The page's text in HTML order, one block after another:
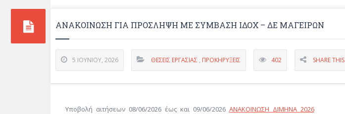
ΑΝΑΚΟΊΝΩΣΗ ΓΙΑ ΠΡΌΣΛΗΨΗ ΜΕ ΣΎΜΒΑΣΗ ΙΔΟΧ – ΔΕ ΜΑΓΕΊΡΩΝ
5 ΙΟΥΝΊΟΥ, 2026 ΘΈΣΕΙΣ ΕΡΓΑΣΊΑΣ , ΠΡΟΚΗΡΎΞΕΙΣ 402 SHARE THIS
Υποβολή αιτήσεων 08/06/2026 έως και 09/06/2026 ΑΝΑΚΟΙΝΩΣΗ ΔΙΜΗΝΑ 2026